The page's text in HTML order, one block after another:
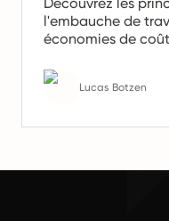
l'embauche de
économies de
l'avenir du travail.
Lucas Botzen